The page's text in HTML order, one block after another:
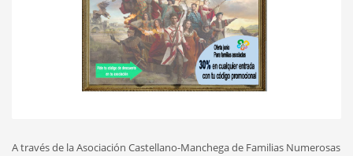
A través de la Asociación Castellano-Manchega de Familias Numerosas